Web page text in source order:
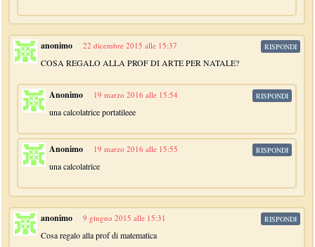
anonimo 22 dicembre 2015 alle 15:37
COSA REGALO ALLA PROF DI ARTE PER NATALE?
RISPONDI
Anonimo 19 marzo 2016 alle 15:54
una calcolatrice portatileee
RISPONDI
Anonimo 19 marzo 2016 alle 15:55
una calcolatrice
RISPONDI
anonimo 9 giugno 2015 alle 15:31
Cosa regalo alla prof di matematica
RISPONDI